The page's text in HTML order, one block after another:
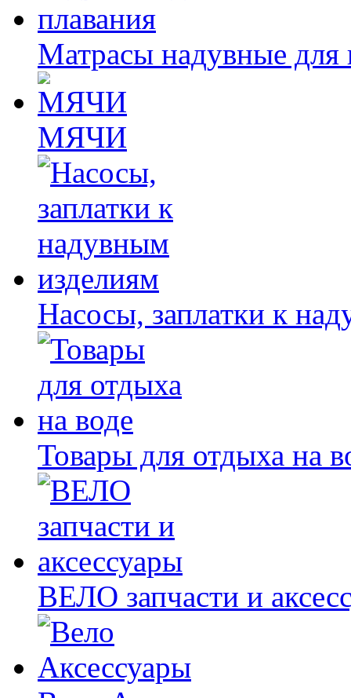
Матрасы надувные для
МЯЧИ
Насосы, заплатки к
Товары для отдыха на
ВЕЛО запчасти и